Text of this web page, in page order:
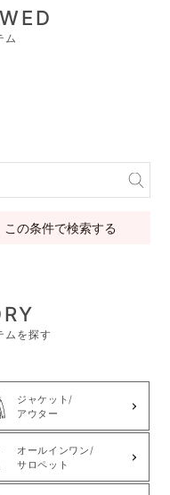
ム
この条件で検索する
ムを探す
ジャケット/
アウター
オールインワン/
サロペット